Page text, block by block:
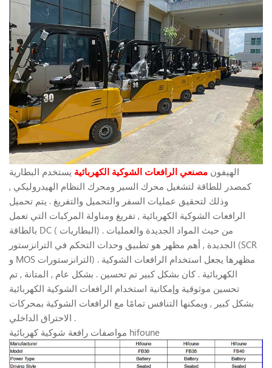
الهيفون مصنعي الرافعات الشوكية الكهربائية يستخدم البطارية
كمصدر للطاقة لتشغيل محرك السير ومحرك النظام الهيدروليكي ,
وذلك لتحقيق عمليات السفر والتحميل والتفريغ . يتم تحميل
الرافعات الشوكية الكهربائية , تفريغ ومناولة المركبات التي تعمل
بالطاقة DC ( البطاريات) . من حيث المواد الجديدة والعمليات
الجديدة , أهم مظهر هو تطبيق وحدات التحكم في الترانزستور (SCR
و MOS الترانزستورات) . مظهرها يجعل استخدام الرافعات الشوكية
الكهربائية . كان بشكل كبير تم تحسين . بشكل عام , المتانة , تم
تحسين موثوقية وإمكانية استخدام الرافعات الشوكية الكهربائية
بشكل كبير , ويمكنها التنافس تمامًا مع الرافعات الشوكية بمحركات
الاحتراق الداخلي .
مواصفات رافعة شوكية كهربائية hifoune